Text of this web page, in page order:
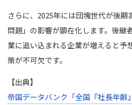
さらに、2025年には団塊世代が後期
問題」の影響が顕在化します。後継
業に追い込まれる企業が増えると予
策が不可欠です。
【出典】
帝国データバンク「全国『社長年齢